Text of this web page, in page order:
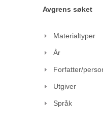
Avgrens søket
Materialtyper
År
Forfatter/
Utgiver
Språk